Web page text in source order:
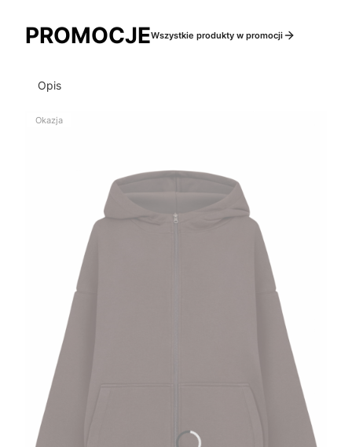
PROMOCJEWszystkie produkty w promocji
Opis
Okazja